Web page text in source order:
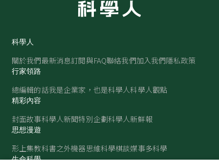
科學人
關於我們最新消息訂閱與FAQ聯絡我們加入我們隱私政策
行家領路
總編輯的話我是企業家，也是科學人科學人觀點
精彩內容
封面故事科學人新聞特別企劃科學人新鮮報
思想漫遊
形上集教科書之外機器思維科學棋談媒事多科學
生命科學